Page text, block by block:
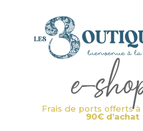
e-
Frais de ports offerts
90€ d’achat